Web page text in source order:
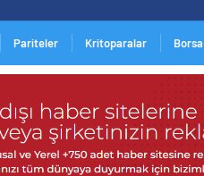
Pariteler Kritoparalar Borsa